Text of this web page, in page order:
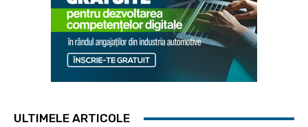
ULTIMELE ARTICOLE